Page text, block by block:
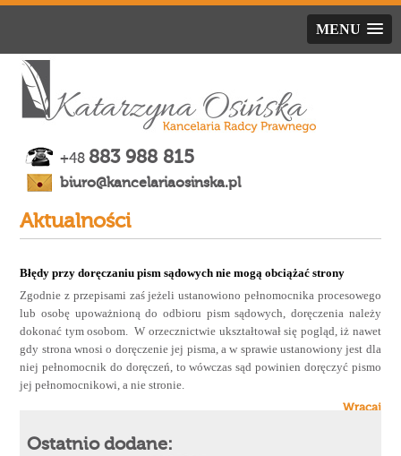
MENU
+48 883 988 815
biuro@kancelariaosinska.pl
Aktualności
Błędy przy doręczaniu pism sądowych nie mogą obciążać strony
Zgodnie z przepisami zaś jeżeli ustanowiono pełnomocnika procesowego
lub osobę upoważnioną do odbioru pism sądowych, doręczenia należy
dokonać tym osobom. W orzecznictwie ukształtował się pogląd, iż nawet
gdy strona wnosi o doręczenie jej pisma, a w sprawie ustanowiony jest dla
niej pełnomocnik do doręczeń, to wówczas sąd powinien doręczyć pismo
jej pełnomocnikowi, a nie stronie.
Wracaj
Ostatnio dodane: